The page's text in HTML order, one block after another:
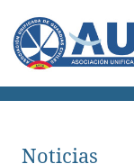
Noticias